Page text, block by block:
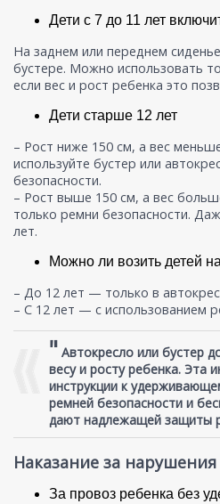
Дети с 7 до 11 лет
На заднем или переднем
бустере. Можно использовать
если вес и рост ребенка это
Дети старше 12 лет
– Рост ниже 150 см, а вес
используйте бустер или
безопасности.
– Рост выше 150 см, а вес
только ремни безопасности.
лет.
Можно ли возить детей
– До 12 лет — только в
– С 12 лет — с использованием
" Автокресло или бустер
весу и росту ребенка. Эта
инструкции к
ремней безопасности и
дают надлежащей защиты
Наказание за нарушения
За провоз ребенка без